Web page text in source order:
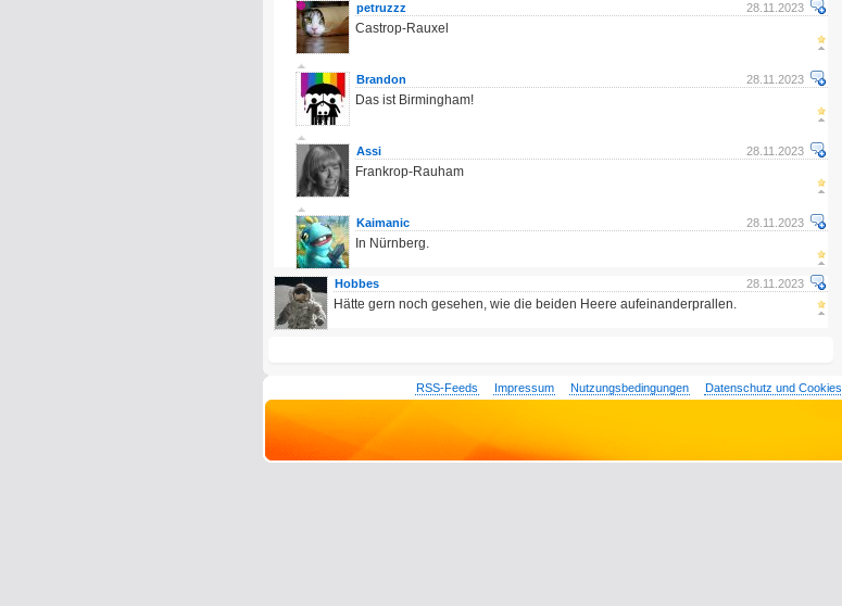
28.11.2023
petruzzz
Castrop-Rauxel
28.11.2023
Brandon
Das ist Birmingham!
28.11.2023
Assi
Frankrop-Rauham
28.11.2023
Kaimanic
In Nürnberg.
28.11.2023
Hobbes
Hätte gern noch gesehen, wie die beiden Heere aufeinanderprallen.
RSS-Feeds Impressum Nutzungsbedingungen Datenschutz und Cookies